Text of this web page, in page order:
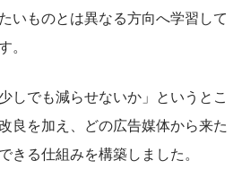
いものとは異なる方向へ学習して
。
しでも減らせないか」というとこ
良を加え、どの広告媒体から来た
きる仕組みを構築しました。